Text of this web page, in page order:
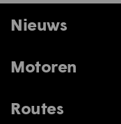
Nieuws
Motoren
Routes